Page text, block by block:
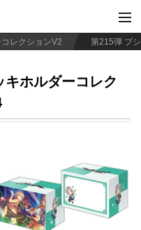
レクションV2
キホルダーコレク